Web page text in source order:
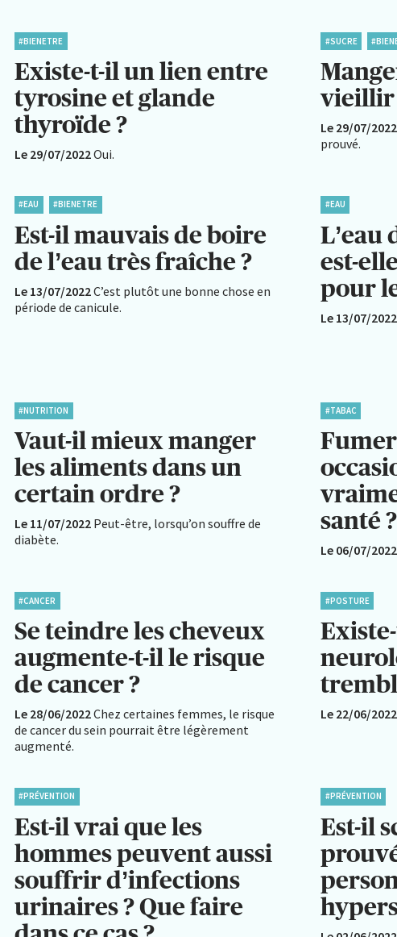
#BIENETRE
Existe-t-il un lien entre
tyrosine et glande
thyroïde ?
Le 29/07/2022Oui.
#SUCRE
vieillir
Le 29/07/2022
prouvé.
#EAU #BIENETRE
Est-il mauvais de boire
de l’eau très fraîche ?
Le 13/07/2022C’est plutôt une bonne chose en
période de canicule.
#EAU
L’eau
est-
pour
Le 13/07/2022
#NUTRITION
Vaut-il mieux manger
les aliments dans un
certain ordre ?
Le 11/07/2022 Peut-être, lorsqu’on souffre de
diabète.
#TABAC
santé ?
Le 06/07/2022
#CANCER
Se teindre les cheveux
augmente-t-il le risque
de cancer ?
Le 28/06/2022Chez certaines femmes, le risque
de cancer du sein pourrait être légèrement
augmenté.
#POSTURE
Le 22/06/2022
#PRÉVENTION
Est-il vrai que les
hommes peuvent aussi
souffrir d’infections
urinaires ? Que faire
#PRÉVENTION
Est-il